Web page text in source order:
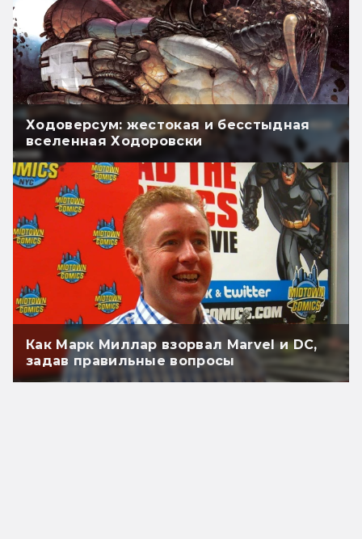
Ходоверсум: жестокая и бесстыдная
вселенная Ходоровски
Как Марк Миллар взорвал Marvel и DC,
задав правильные вопросы